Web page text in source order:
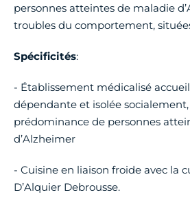
personnes atteintes de maladie
troubles du comportement,
Spécificités:
- Établissement médicalisé
dépendante et isolée
prédominance de personnes
d’Alzheimer
- Cuisine en liaison froide avec la
D’Alquier Debrousse.